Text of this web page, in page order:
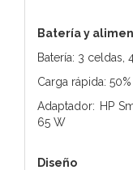
Batería y
Batería: 3 celdas,
Carga rápida:
Adaptador: HP
65 W
Diseño